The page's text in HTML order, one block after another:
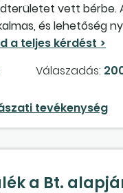
vett
és lehetőség
három éven át az
díj mellett
hogy az
végzett
Válaszadás:
tevékenység
a Bt.